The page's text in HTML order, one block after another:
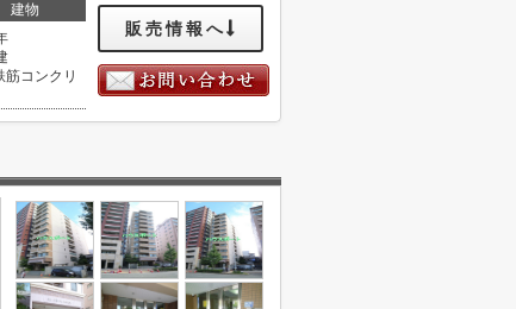
建物
筋コンクリ
販売情報へ